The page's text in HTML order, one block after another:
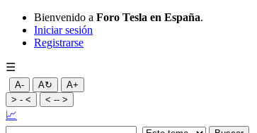
Bienvenido a Foro Tesla en España.
Iniciar sesión
Registrarse
☰
A- A↻
A+
> - <
< -- >
📈